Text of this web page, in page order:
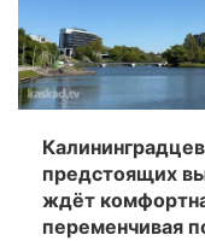
предстоящих
ждёт
переменчивая